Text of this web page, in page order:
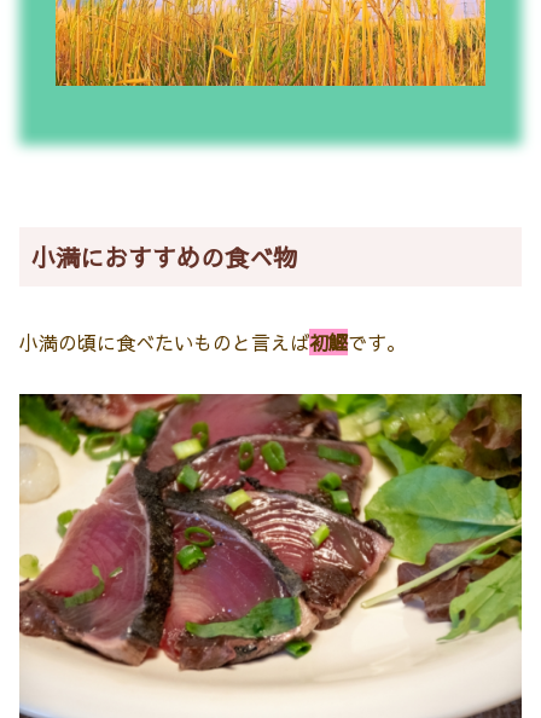
小満におすすめの食べ物
小満の頃に食べたいものと言えば初鰹です。